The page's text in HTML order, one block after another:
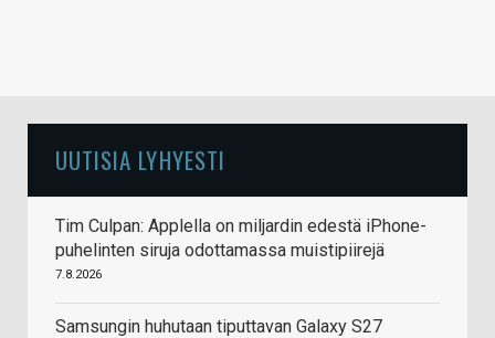
UUTISIA LYHYESTI
Tim Culpan: Applella on miljardin edestä iPhone-
puhelinten siruja odottamassa muistipiirejä
7.8.2026
Samsungin huhutaan tiputtavan Galaxy S27